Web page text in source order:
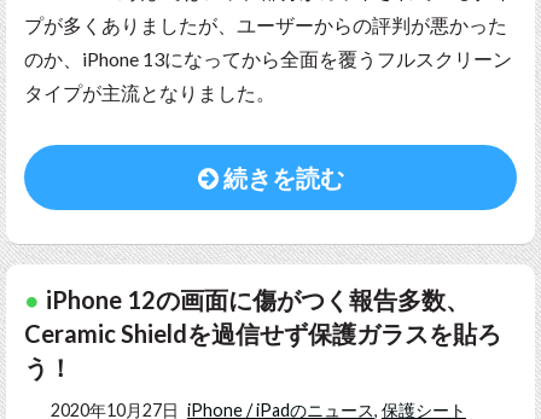
プが多くありましたが、ユーザーからの評判が悪かった
のか、iPhone 13になってから全面を覆うフルスクリーン
タイプが主流となりました。
続きを読む
iPhone 12の画面に傷がつく報告多数、
Ceramic Shieldを過信せず保護ガラスを貼ろ
う！
2020年10月27日 iPhone / iPadのニュース, 保護シート